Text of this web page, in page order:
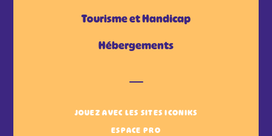
Tourisme et Handicap
Hébergements
JOUEZ AVEC LES SITES ICONIKS
ESPACE PRO